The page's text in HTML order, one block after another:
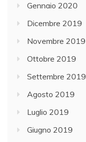
Gennaio 2020
Dicembre 2019
Novembre 2019
Ottobre 2019
Settembre 2019
Agosto 2019
Luglio 2019
Giugno 2019